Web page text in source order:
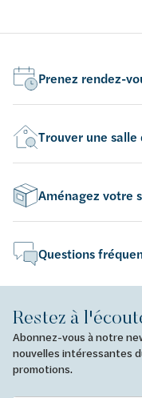
Prenez rendez-
Trouver une salle
Aménagez votre
Questions
Restez à
Abonnez-vous à notre
nouvelles intéressantes
promotions.